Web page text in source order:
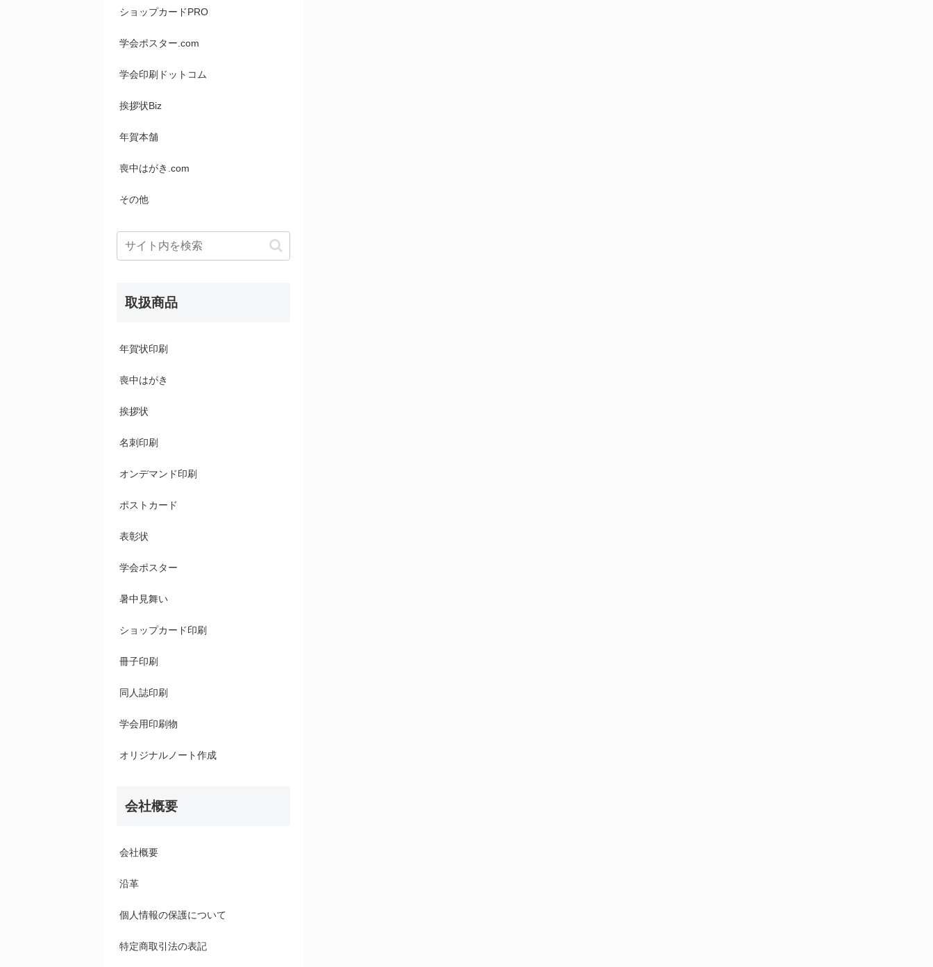
ショップカードPRO
学会ポスター.com
学会印刷ドットコム
挨拶状Biz
年賀本舗
喪中はがき.com
その他
取扱商品
年賀状印刷
喪中はがき
挨拶状
名刺印刷
オンデマンド印刷
ポストカード
表彰状
学会ポスター
暑中見舞い
ショップカード印刷
冊子印刷
同人誌印刷
学会用印刷物
オリジナルノート作成
会社概要
会社概要
沿革
個人情報の保護について
特定商取引法の表記